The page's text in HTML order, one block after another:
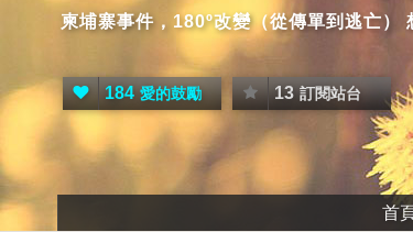
柬埔寨事件，180º改變（從傳單到逃亡
184 愛的鼓勵 13 訂閱站台
首